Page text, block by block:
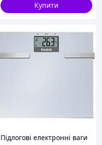
Купити
Підлогові електронні ваги